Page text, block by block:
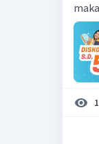
1